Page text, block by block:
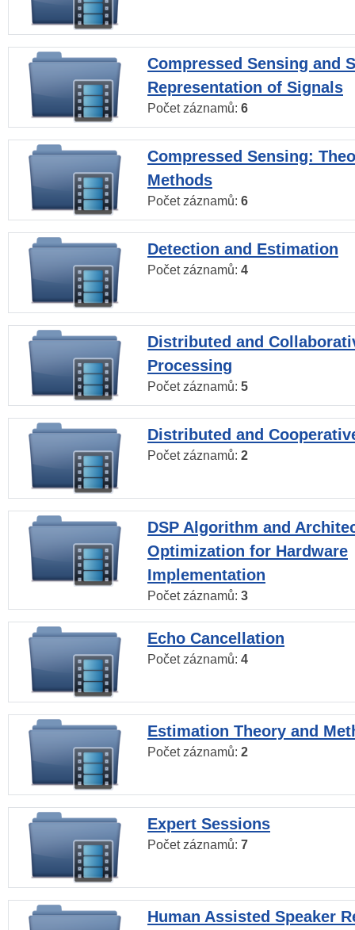
Compressed Sensing and
Representation of Signals
Počet záznamů: 6
Compressed Sensing:
Methods
Počet záznamů: 6
Detection and Estimation
Počet záznamů: 4
Distributed and
Processing
Počet záznamů: 5
Distributed and
Počet záznamů: 2
DSP Algorithm and
Optimization for Hardware
Implementation
Počet záznamů: 3
Echo Cancellation
Počet záznamů: 4
Estimation Theory and
Počet záznamů: 2
Expert Sessions
Počet záznamů: 7
Human Assisted Speaker